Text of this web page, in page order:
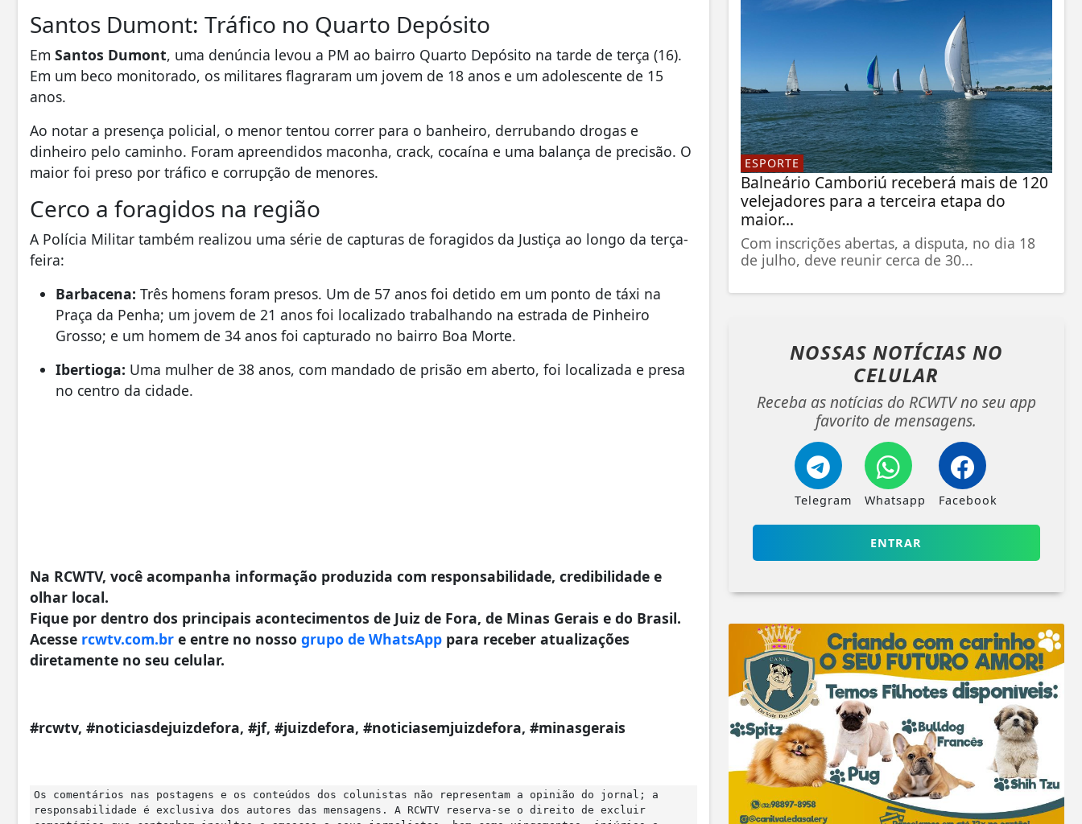
Santos Dumont: Tráfico no Quarto Depósito
Em Santos Dumont, uma denúncia levou a PM ao bairro Quarto Depósito na tarde de terça (16).
Em um beco monitorado, os militares flagraram um jovem de 18 anos e um adolescente de 15
anos.
Ao notar a presença policial, o menor tentou correr para o banheiro, derrubando drogas e
dinheiro pelo caminho. Foram apreendidos maconha, crack, cocaína e uma balança de precisão. O
maior foi preso por tráfico e corrupção de menores.
Cerco a foragidos na região
A Polícia Militar também realizou uma série de capturas de foragidos da Justiça ao longo da terça-
feira:
Barbacena: Três homens foram presos. Um de 57 anos foi detido em um ponto de táxi na
Praça da Penha; um jovem de 21 anos foi localizado trabalhando na estrada de Pinheiro
Grosso; e um homem de 34 anos foi capturado no bairro Boa Morte.
Ibertioga: Uma mulher de 38 anos, com mandado de prisão em aberto, foi localizada e presa
no centro da cidade.
Na RCWTV, você acompanha informação produzida com responsabilidade, credibilidade e
olhar local.
Fique por dentro dos principais acontecimentos de Juiz de Fora, de Minas Gerais e do Brasil.
Acesse rcwtv.com.br e entre no nosso grupo de WhatsApp para receber atualizações
diretamente no seu celular.
#rcwtv, #noticiasdejuizdefora, #jf, #juizdefora, #noticiasemjuizdefora, #minasgerais
Os comentários nas postagens e os conteúdos dos colunistas não representam a opinião do jornal; a
responsabilidade é exclusiva dos autores das mensagens. A RCWTV reserva-se o direito de excluir
ESPORTE
Balneário Camboriú receberá mais de 120
velejadores para a terceira etapa do
maior...
Com inscrições abertas, a disputa, no dia 18
de julho, deve reunir cerca de 30...
NOSSAS NOTÍCIAS NO
CELULAR
Receba as notícias do RCWTV no seu app
favorito de mensagens.
Telegram Whatsapp Facebook
ENTRAR